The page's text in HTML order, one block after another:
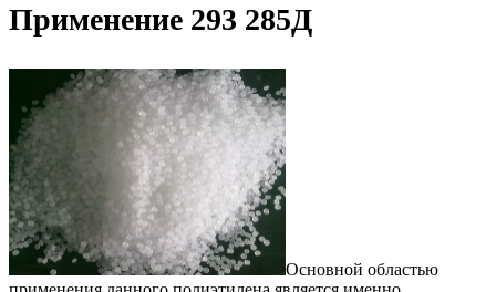
Применение 293 285Д
Основной областью